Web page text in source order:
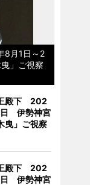
8月1日～2
」ご視察
殿下 202
伊勢神宮
曳」ご視察
殿下 202
伊勢神宮